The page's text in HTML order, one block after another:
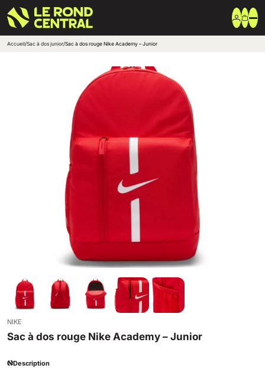
Bas de survêtement
Shorts & Chaussettes
Vêtements techniques
Accessoires entrainement
Créer une boutique club
Accueil/Sac à dos junior/Sac à dos rouge Nike Academy – Junior
NIKE
Sac à dos rouge Nike Academy – Junior
Description